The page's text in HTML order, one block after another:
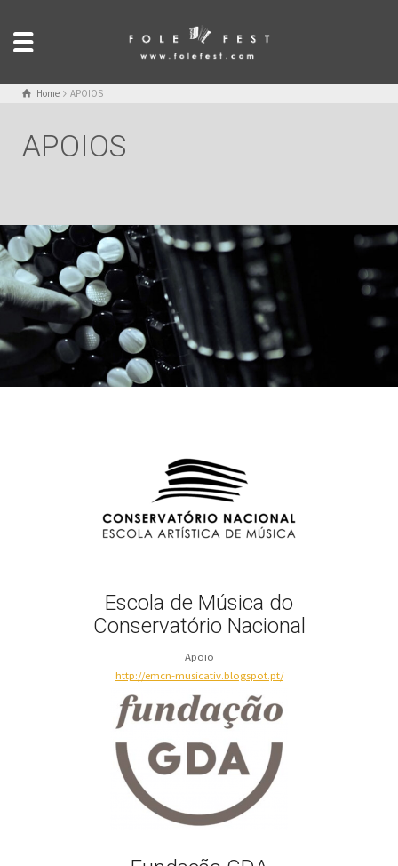
Home APOIOS
APOIOS
Escola de Música do
Conservatório Nacional
Apoio
http://emcn-musicativ.blogspot.pt/